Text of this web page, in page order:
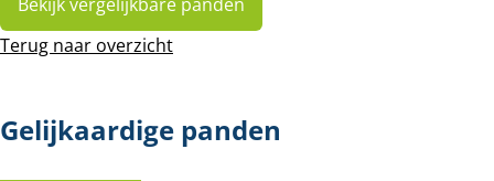
Terug naar overzicht
Gelijkaardige panden